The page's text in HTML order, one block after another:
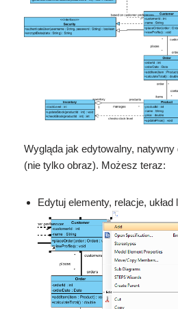
Wygląda jak edytowalny,
(nie tylko obraz). Możesz teraz:
Edytuj elementy, relacje, układ